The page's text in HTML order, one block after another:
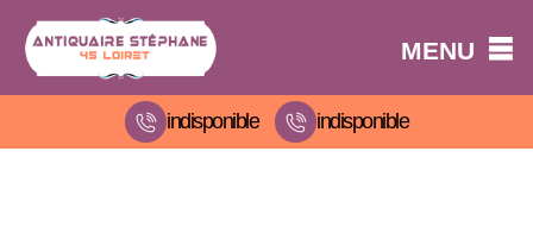
MENU
indisponible indisponible